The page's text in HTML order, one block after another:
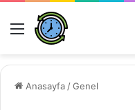
Menü
Anasayfa /Genel